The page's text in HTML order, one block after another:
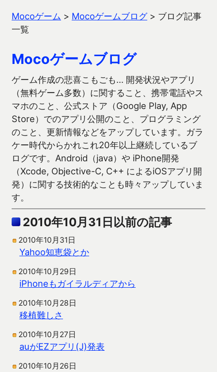
Mocoゲーム > Mocoゲームブログ> ブログ記事
一覧
Mocoゲームブログ
ゲーム作成の悲喜こもごも… 開発状況やアプリ
（無料ゲーム多数）に関すること、携帯電話やス
マホのこと、公式ストア（Google Play, App
Store）でのアプリ公開のこと、プログラミング
のこと、更新情報などをアップしています。ガラ
ケー時代からかれこれ20年以上継続しているブ
ログです。Android（java）や iPhone開発
（Xcode, Objective-C, C++ によるiOSアプリ開
発）に関する技術的なことも時々アップしていま
す。
2010年10月31日以前の記事
2010年10月31日
Yahoo知恵袋とか
2010年10月29日
iPhoneもガイラルディアから
2010年10月28日
移植難しさ
2010年10月27日
auがEZアプリ(J)発表
2010年10月26日